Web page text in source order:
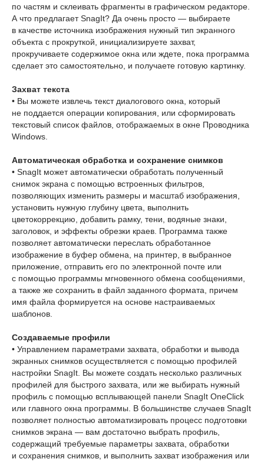
по частям и склеивать фрагменты в графическом редакторе.
А что предлагает SnagIt? Да очень просто — выбираете
в качестве источника изображения нужный тип экранного
объекта с прокруткой, инициализируете захват,
прокручиваете содержимое окна или ждете, пока программа
сделает это самостоятельно, и получаете готовую картинку.
Захват текста
• Вы можете извлечь текст диалогового окна, который
не поддается операции копирования, или сформировать
текстовый список файлов, отображаемых в окне Проводника
Windows.
Автоматическая обработка и сохранение снимков
• SnagIt может автоматически обработать полученный
снимок экрана с помощью встроенных фильтров,
позволяющих изменить размеры и масштаб изображения,
установить нужную глубину цвета, выполнить
цветокоррекцию, добавить рамку, тени, водяные знаки,
заголовок, и эффекты обрезки краев. Программа также
позволяет автоматически переслать обработанное
изображение в буфер обмена, на принтер, в выбранное
приложение, отправить его по электронной почте или
с помощью программы мгновенного обмена сообщениями,
а также же сохранить в файл заданного формата, причем
имя файла формируется на основе настраиваемых
шаблонов.
Создаваемые профили
• Управлением параметрами захвата, обработки и вывода
экранных снимков осуществляется с помощью профилей
настройки SnagIt. Вы можете создать несколько различных
профилей для быстрого захвата, или же выбирать нужный
профиль с помощью всплывающей панели SnagIt OneClick
или главного окна программы. В большинстве случаев SnagIt
позволяет полностью автоматизировать процесс подготовки
снимков экрана — вам достаточно выбрать профиль,
содержащий требуемые параметры захвата, обработки
и сохранения снимков, и выполнить захват изображения или